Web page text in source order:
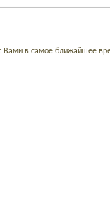
Вами в самое ближайшее